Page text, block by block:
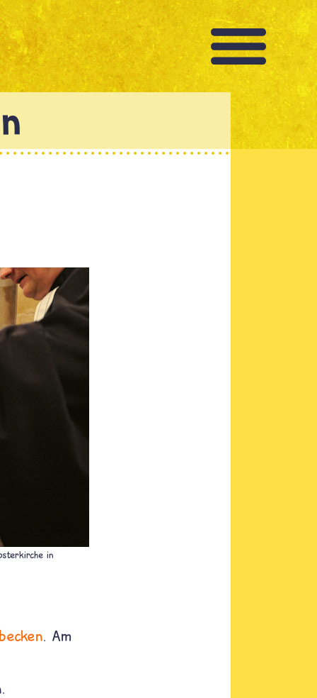
in
. Am